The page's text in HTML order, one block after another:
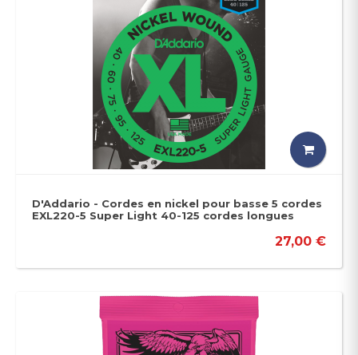
D'Addario - Cordes en nickel pour basse 5 cordes
EXL220-5 Super Light 40-125 cordes longues
27,00 €